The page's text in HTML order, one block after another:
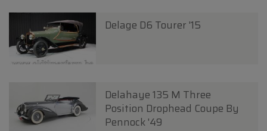
Delage D6 Tourer '15
Delahaye 135 M Three
Position Drophead Coupe By
Pennock '49